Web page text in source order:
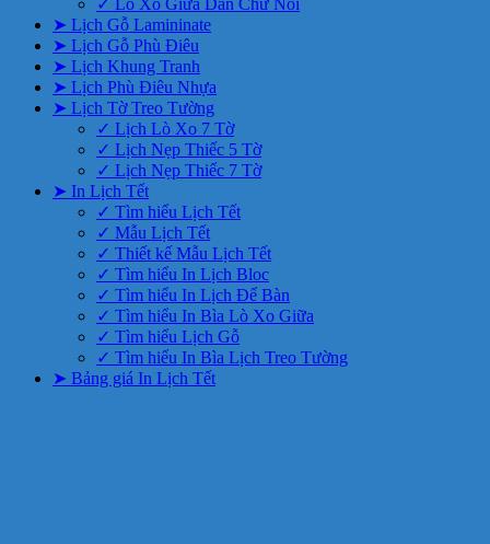
✓ Lò Xo Giữa Dán Chữ Nổi
➤ Lịch Gỗ Lamininate
➤ Lịch Gỗ Phù Điêu
➤ Lịch Khung Tranh
➤ Lịch Phù Điêu Nhựa
➤ Lịch Tờ Treo Tường
✓ Lịch Lò Xo 7 Tờ
✓ Lịch Nẹp Thiếc 5 Tờ
✓ Lịch Nẹp Thiếc 7 Tờ
➤ In Lịch Tết
✓ Tìm hiểu Lịch Tết
✓ Mẫu Lịch Tết
✓ Thiết kế Mẫu Lịch Tết
✓ Tìm hiểu In Lịch Bloc
✓ Tìm hiểu In Lịch Để Bàn
✓ Tìm hiểu In Bìa Lò Xo Giữa
✓ Tìm hiểu Lịch Gỗ
✓ Tìm hiểu In Bìa Lịch Treo Tường
➤ Bảng giá In Lịch Tết